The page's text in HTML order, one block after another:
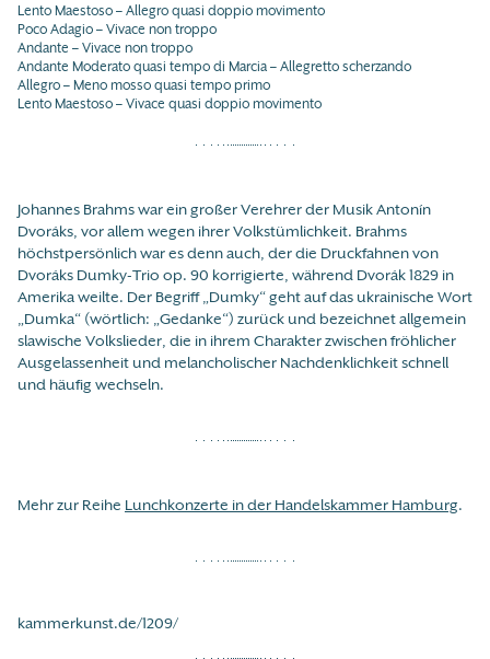
Lento Maestoso – Allegro quasi doppio movimento
Poco Adagio – Vivace non troppo
Andante – Vivace non troppo
Andante Moderato quasi tempo di Marcia – Allegretto scherzando
Allegro – Meno mosso quasi tempo primo
Lento Maestoso – Vivace quasi doppio movimento
Johannes Brahms war ein großer Verehrer der Musik Antonín
Dvoráks, vor allem wegen ihrer Volkstümlichkeit. Brahms
höchstpersönlich war es denn auch, der die Druckfahnen von
Dvoráks Dumky-Trio op. 90 korrigierte, während Dvorák 1829 in
Amerika weilte. Der Begriff „Dumky“ geht auf das ukrainische Wort
„Dumka“ (wörtlich: „Gedanke“) zurück und bezeichnet allgemein
slawische Volkslieder, die in ihrem Charakter zwischen fröhlicher
Ausgelassenheit und melancholischer Nachdenklichkeit schnell
und häufig wechseln.
Mehr zur Reihe Lunchkonzerte in der Handelskammer Hamburg.
kammerkunst.de/1209/